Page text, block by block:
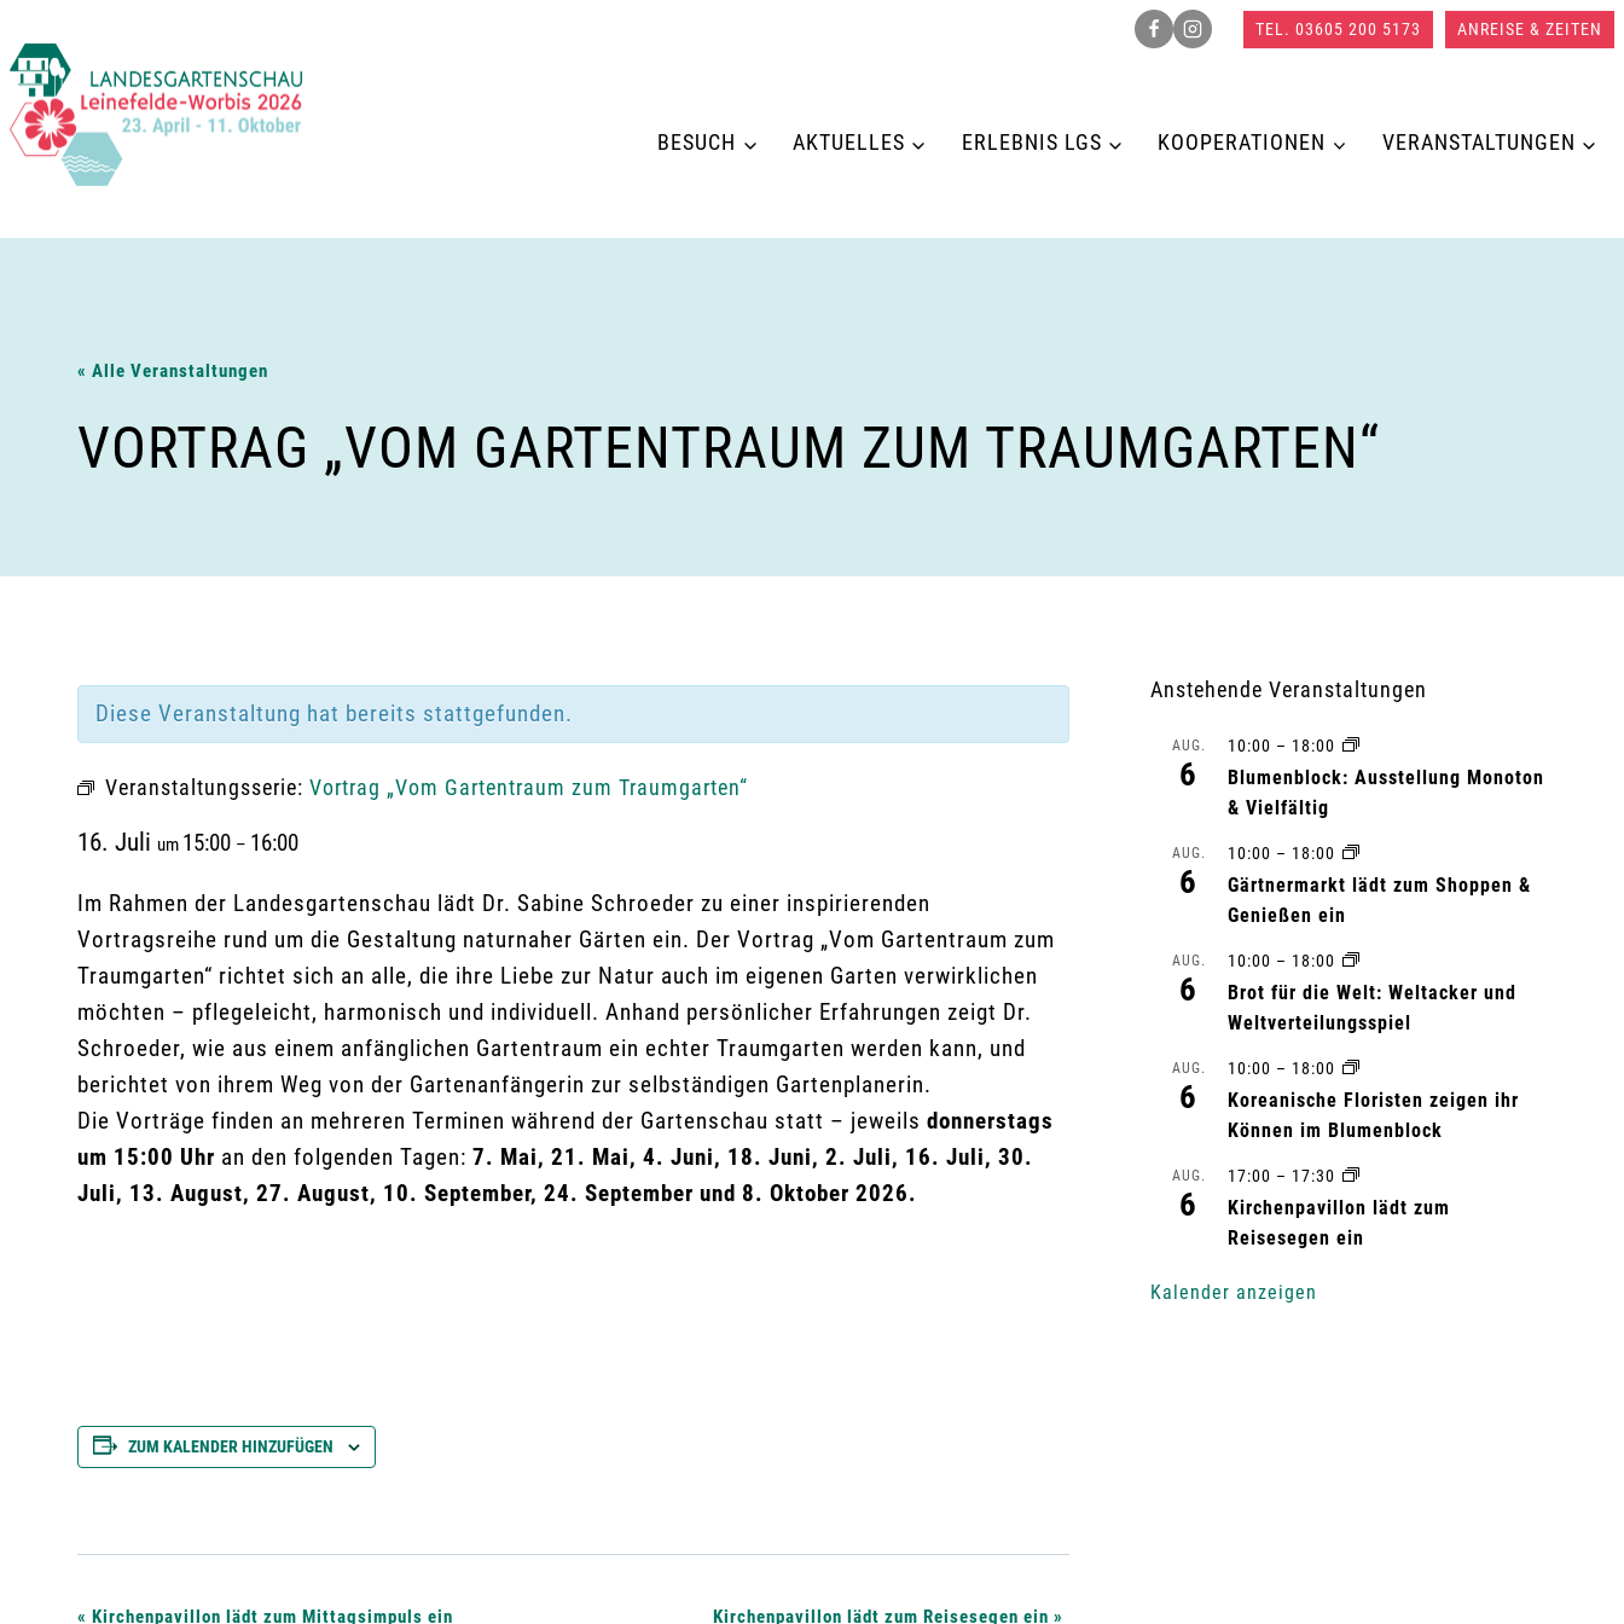
Inhalt
springen
TEL. 03605 200 5173 ANREISE & ZEITEN
BESUCH AKTUELLES ERLEBNIS LGS KOOPERATIONEN VERANSTALTUNGEN
« Alle Veranstaltungen
VORTRAG „VOM GARTENTRAUM ZUM TRAUMGARTEN“
Diese Veranstaltung hat bereits stattgefunden.
Veranstaltungsserie: Vortrag „Vom Gartentraum zum Traumgarten“
16. Juli um 15:00 – 16:00
Im Rahmen der Landesgartenschau lädt Dr. Sabine Schroeder zu einer inspirierenden
Vortragsreihe rund um die Gestaltung naturnaher Gärten ein. Der Vortrag „Vom Gartentraum zum
Traumgarten“ richtet sich an alle, die ihre Liebe zur Natur auch im eigenen Garten verwirklichen
möchten – pflegeleicht, harmonisch und individuell. Anhand persönlicher Erfahrungen zeigt Dr.
Schroeder, wie aus einem anfänglichen Gartentraum ein echter Traumgarten werden kann, und
berichtet von ihrem Weg von der Gartenanfängerin zur selbständigen Gartenplanerin.
Die Vorträge finden an mehreren Terminen während der Gartenschau statt – jeweils donnerstags
um 15:00 Uhr an den folgenden Tagen: 7. Mai, 21. Mai, 4. Juni, 18. Juni, 2. Juli, 16. Juli, 30.
Juli, 13. August, 27. August, 10. September, 24. September und 8. Oktober 2026.
ZUM KALENDER HINZUFÜGEN
« Kirchenpavillon lädt zum Mittagsimpuls ein Kirchenpavillon lädt zum Reisesegen ein»
Anstehende Veranstaltungen
AUG.
6
10:00 – 18:00
Blumenblock: Ausstellung Monoton
& Vielfältig
AUG.
6
10:00 – 18:00
Gärtnermarkt lädt zum Shoppen &
Genießen ein
AUG.
6
10:00 – 18:00
Brot für die Welt: Weltacker und
Weltverteilungsspiel
AUG.
6
10:00 – 18:00
Koreanische Floristen zeigen ihr
Können im Blumenblock
AUG.
6
17:00 – 17:30
Kirchenpavillon lädt zum
Reisesegen ein
Kalender anzeigen